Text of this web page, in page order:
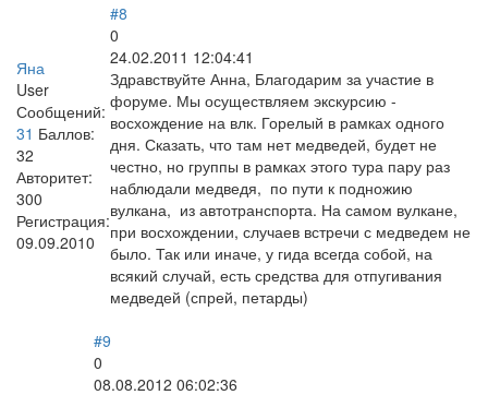
Яна
User
Сообщений:
31 Баллов:
32
Авторитет:
300
Регистрация:
09.09.2010
#8
0
24.02.2011 12:04:41
Здравствуйте Анна, Благодарим за участие в
форуме. Мы осуществляем экскурсию -
восхождение на влк. Горелый в рамках одного
дня. Сказать, что там нет медведей, будет не
честно, но группы в рамках этого тура пару раз
наблюдали медведя, по пути к подножию
вулкана, из автотранспорта. На самом вулкане,
при восхождении, случаев встречи с медведем не
было. Так или иначе, у гида всегда собой, на
всякий случай, есть средства для отпугивания
медведей (спрей, петарды)
#9
0
08.08.2012 06:02:36